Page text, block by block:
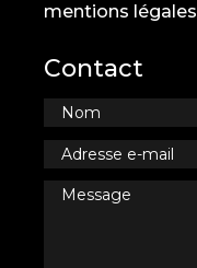
mentions légales
Contact